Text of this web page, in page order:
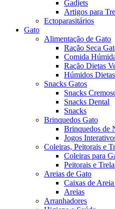
Gadjets
Artigos para
Ectoparasitários
Gato
Alimentação de Gato
Ração Seca
Comida
Ração Dietas
Húmidos
Snacks Gatos
Snacks
Snacks Dental
Snacks
Brinquedos Gato
Brinquedos de
Jogos
Coleiras, Peitorais e
Coleiras para
Peitorais e
Areias de Gato
Caixas de
Areias
Arranhadores